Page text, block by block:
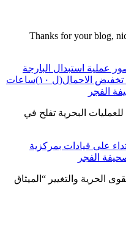
Thanks for your blog,
عملية استبدال البارجة
التركية بعد برنامج تخفيض الاحمال(ل ١٠)ساعات
الفجر
البحرية تفلح في
على قيادات بمركزية
الفجر
الحرية والتغيير “الميثاق